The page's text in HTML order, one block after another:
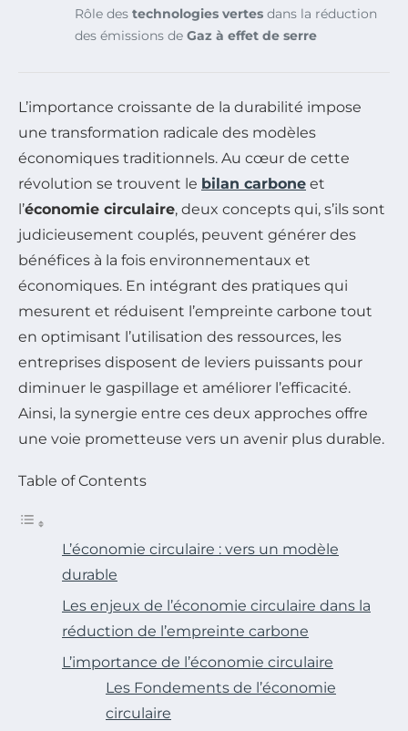
Rôle des technologies vertes dans la réduction
des émissions de Gaz à effet de serre
L’importance croissante de la durabilité impose
une transformation radicale des modèles
économiques traditionnels. Au cœur de cette
révolution se trouvent le bilan carbone et
l’économie circulaire, deux concepts qui, s’ils sont
judicieusement couplés, peuvent générer des
bénéfices à la fois environnementaux et
économiques. En intégrant des pratiques qui
mesurent et réduisent l’empreinte carbone tout
en optimisant l’utilisation des ressources, les
entreprises disposent de leviers puissants pour
diminuer le gaspillage et améliorer l’efficacité.
Ainsi, la synergie entre ces deux approches offre
une voie prometteuse vers un avenir plus durable.
Table of Contents
L’économie circulaire : vers un modèle
durable
Les enjeux de l’économie circulaire dans la
réduction de l’empreinte carbone
L’importance de l’économie circulaire
Les Fondements de l’économie
circulaire